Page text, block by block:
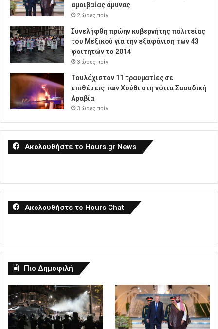
αμοιβαίας άμυνας
2 ώρες πρίν
Συνελήφθη πρώην κυβερνήτης πολιτείας
του Μεξικού για την εξαφάνιση των 43
φοιτητών το 2014
3 ώρες πρίν
Τουλάχιστον 11 τραυματίες σε
επιθέσεις των Χούθι στη νότια Σαουδική
Αραβία
3 ώρες πρίν
Ακολουθήστε το Hours.gr News
Ακολουθήστε το Hours Chat
Πιο Δημοφιλή